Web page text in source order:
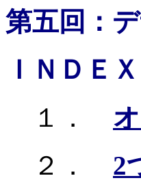
第五回：
ＩＮＤＥＸ
１．
２． 2